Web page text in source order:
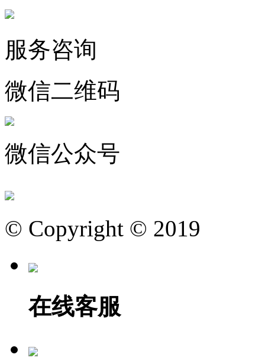
服务咨询
微信二维码
微信公众号
© Copyright © 2019
在线客服